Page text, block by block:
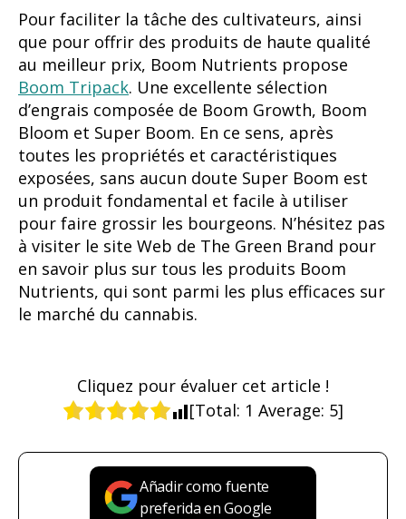
Pour faciliter la tâche des cultivateurs, ainsi
que pour offrir des produits de haute qualité
au meilleur prix, Boom Nutrients propose
Boom Tripack. Une excellente sélection
d’engrais composée de Boom Growth, Boom
Bloom et Super Boom. En ce sens, après
toutes les propriétés et caractéristiques
exposées, sans aucun doute Super Boom est
un produit fondamental et facile à utiliser
pour faire grossir les bourgeons. N’hésitez pas
à visiter le site Web de The Green Brand pour
en savoir plus sur tous les produits Boom
Nutrients, qui sont parmi les plus efficaces sur
le marché du cannabis.
Cliquez pour évaluer cet article !
[Total: 1 Average: 5]
Añadir como fuente
preferida en Google